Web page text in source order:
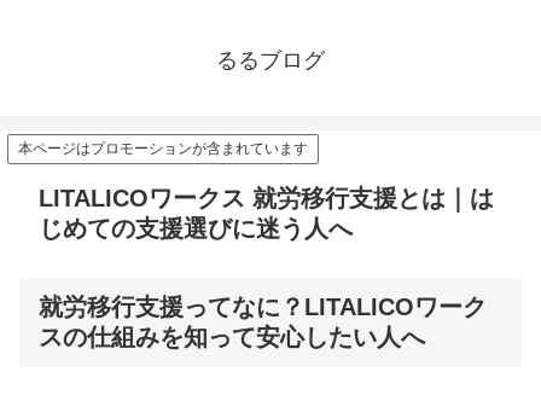
るるブログ
本ページはプロモーションが含まれています
LITALICOワークス 就労移行支援とは｜は
じめての支援選びに迷う人へ
就労移行支援ってなに？LITALICOワーク
スの仕組みを知って安心したい人へ